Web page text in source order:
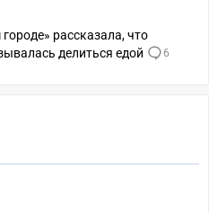
рассказала, что
делиться едой
6